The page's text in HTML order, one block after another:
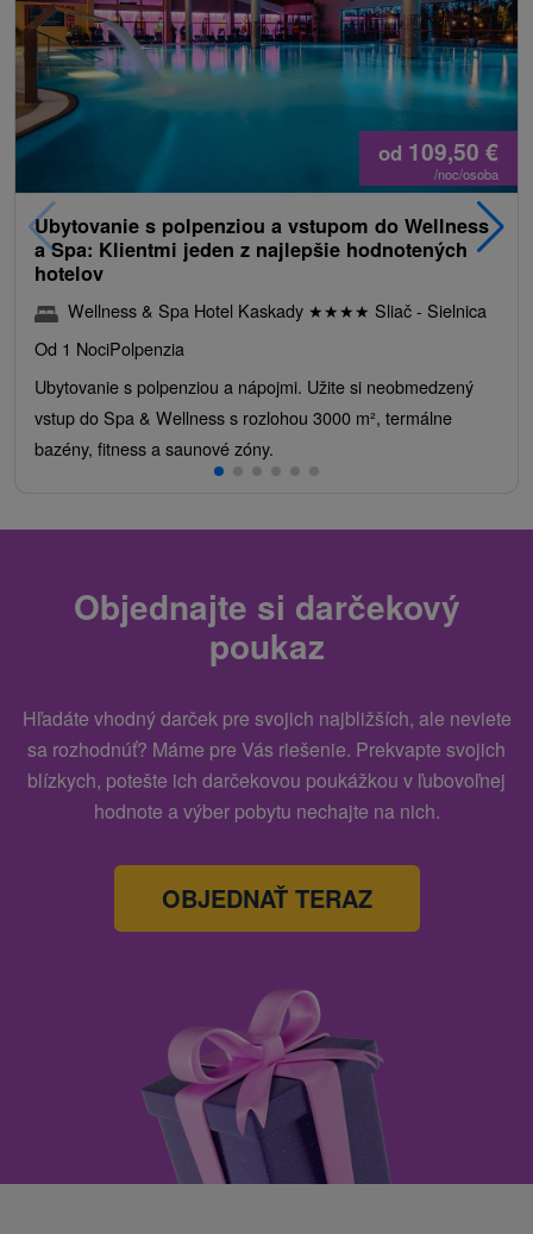
od 109,50 €
/noc/osoba
Ubytovanie s polpenziou a vstupom do Wellness
a Spa: Klientmi jeden z najlepšie hodnotených
hotelov
Wellness & Spa Hotel Kaskady ★★★★ Sliač - Sielnica
Od 1 NociPolpenzia
Ubytovanie s polpenziou a nápojmi. Užite si neobmedzený
vstup do Spa & Wellness s rozlohou 3000 m², termálne
bazény, fitness a saunové zóny.
Objednajte si darčekový
poukaz
Hľadáte vhodný darček pre svojich najbližších, ale neviete
sa rozhodnúť? Máme pre Vás riešenie. Prekvapte svojich
blízkych, potešte ich darčekovou poukážkou v ľubovoľnej
hodnote a výber pobytu nechajte na nich.
OBJEDNAŤ TERAZ